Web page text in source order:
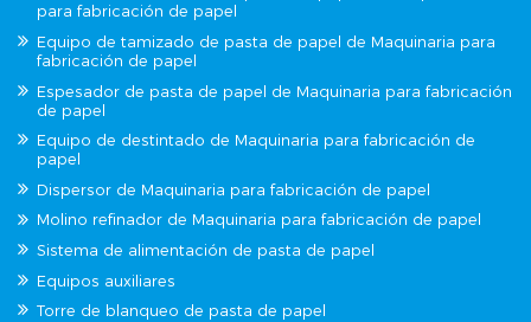
para fabricación de papel
Equipo de tamizado de pasta de papel de Maquinaria para
fabricación de papel
Espesador de pasta de papel de Maquinaria para fabricación
de papel
Equipo de destintado de Maquinaria para fabricación de
papel
Dispersor de Maquinaria para fabricación de papel
Molino refinador de Maquinaria para fabricación de papel
Sistema de alimentación de pasta de papel
Equipos auxiliares
Torre de blanqueo de pasta de papel